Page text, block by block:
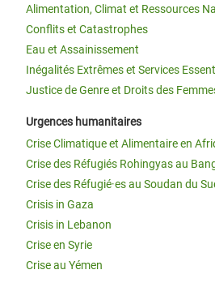
Alimentation, Climat et Ressources
Conflits et Catastrophes
Eau et Assainissement
Inégalités Extrêmes et Services
Justice de Genre et Droits des
Urgences humanitaires
Crise Climatique et Alimentaire en
Crise des Réfugiés Rohingyas au
Crise des Réfugié·es au Soudan du
Crisis in Gaza
Crisis in Lebanon
Crise en Syrie
Crise au Yémen